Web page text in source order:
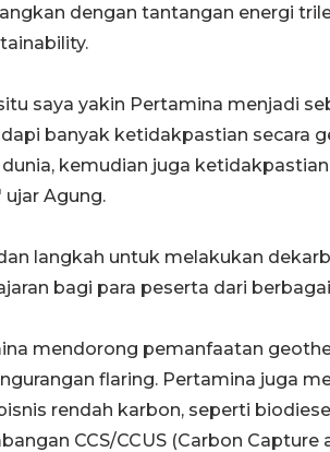
dengan tantangan energi
saya yakin Pertamina menjadi
banyak ketidakpastian secara
dunia, kemudian juga
ujar Agung.
langkah untuk melakukan
bagi para peserta dari
mendorong pemanfaatan
flaring. Pertamina juga
rendah karbon, seperti
CCS/CCUS (Carbon